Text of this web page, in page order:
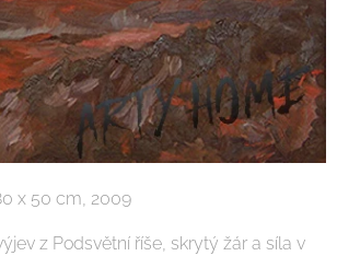
x 50 cm, 2009
z Podsvětní říše, skrytý žár a síla v